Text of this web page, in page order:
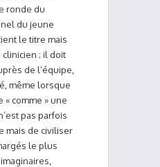
ronde du
du jeune
le titre mais
clinicien ; il doit
de l’équipe,
même lorsque
comme » une
pas parfois
mais de civiliser
le plus